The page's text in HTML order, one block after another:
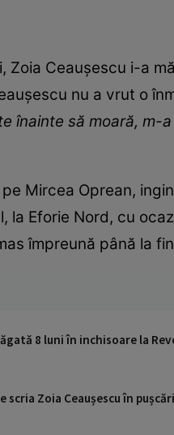
Zoia Ceaușescu i-a
nu a vrut o
înainte să moară,
Mircea Oprean,
la Eforie Nord, cu
împreună până la
8 luni în inchisoare la
scria Zoia Ceaușescu în